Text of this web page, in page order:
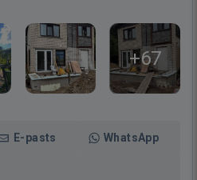
+67
E-pasts WhatsApp